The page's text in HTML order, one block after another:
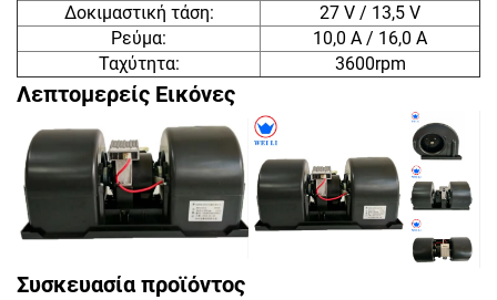
Δοκιμαστική τάση:
27 V / 13,5 V
Ρεύμα:
10,0 A / 16,0 A
Ταχύτητα:
3600rpm
Λεπτομερείς Εικόνες
Συσκευασία προϊόντος